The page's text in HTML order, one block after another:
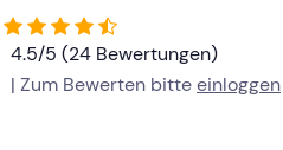
4.5/5 (24 Bewertungen)
| Zum Bewerten bitteeinloggen